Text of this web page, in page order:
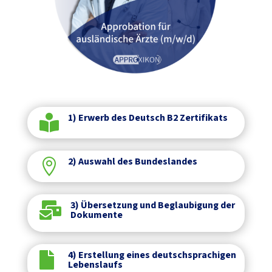
 1) Erwerb des Deutsch B2 Zertifikats
 2) Auswahl des Bundeslandes
 3) Übersetzung und Beglaubigung der
Dokumente
 4) Erstellung eines deutschsprachigen
Lebenslaufs